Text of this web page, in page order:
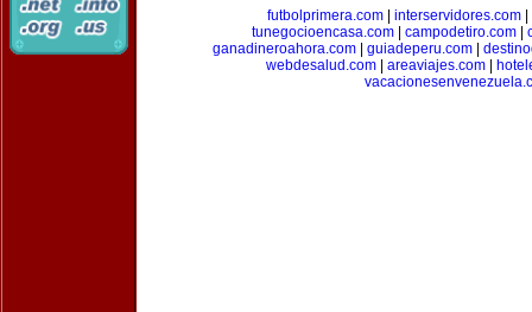
futbolprimera.com
interservidores.com
tunegocioencasa.com| campodetiro.com|
ganadineroahora.com
guiadeperu.com
webdesalud.com
areaviajes.com